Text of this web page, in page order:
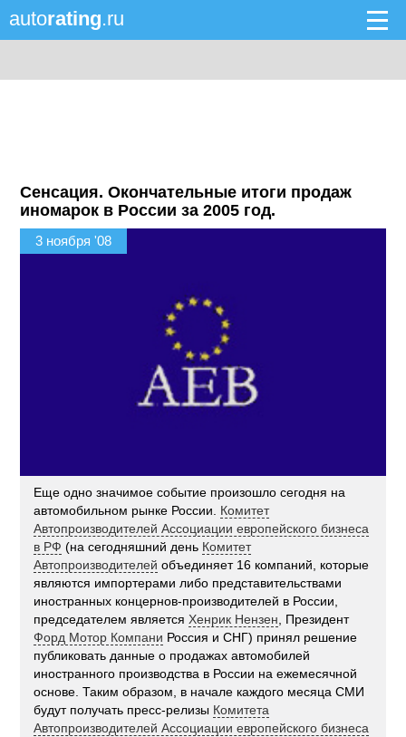
autorating.ru
Сенсация. Окончательные итоги продаж
иномарок в России за 2005 год.
3 ноября '08
Еще одно значимое событие произошло сегодня на
автомобильном рынке России. Комитет
Автопроизводителей Ассоциации европейского бизнеса
в РФ (на сегодняшний день Комитет
Автопроизводителей объединяет 16 компаний, которые
являются импортерами либо представительствами
иностранных концернов-производителей в России,
председателем является Хенрик Нензен , Президент
Форд Мотор Компани Россия и СНГ) принял решение
публиковать данные о продажах автомобилей
иностранного производства в России на ежемесячной
основе. Таким образом, в начале каждого месяца СМИ
будут получать пресс-релизы Комитета
Автопроизводителей Ассоциации европейского бизнеса